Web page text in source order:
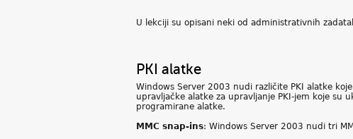
U lekciji su opisani neki od administrativnih
PKI alatke
Windows Server 2003 nudi različite PKI alatke
upravljačke alatke za upravljanje PKI-jem koje su
programirane alatke.
MMC snap-ins: Windows Server 2003 nudi tri